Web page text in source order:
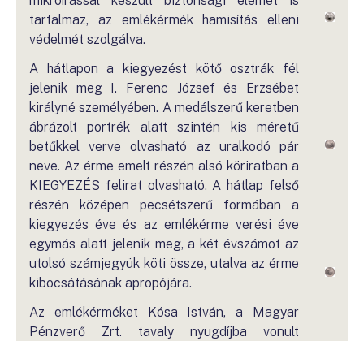
tartalmaz, az emlékérmék hamisítás elleni
védelmét szolgálva.
A hátlapon a kiegyezést kötő osztrák fél
jelenik meg I. Ferenc József és Erzsébet
királyné személyében. A medálszerű keretben
ábrázolt portrék alatt szintén kis méretű
betűkkel verve olvasható az uralkodó pár
neve. Az érme emelt részén alsó köriratban a
KIEGYEZÉS felirat olvasható. A hátlap felső
részén középen pecsétszerű formában a
kiegyezés éve és az emlékérme verési éve
egymás alatt jelenik meg, a két évszámot az
utolsó számjegyük köti össze, utalva az érme
kibocsátásának apropójára.
Az emlékérméket Kósa István, a Magyar
Pénzverő Zrt. tavaly nyugdíjba vonult